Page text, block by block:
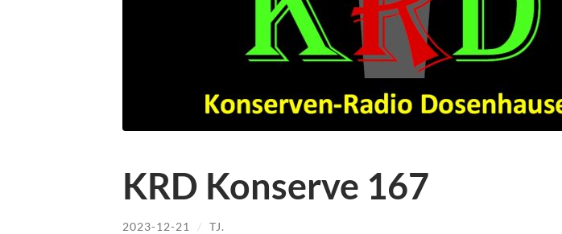
KRD Konserve 167
2023-12-21 / TJ.